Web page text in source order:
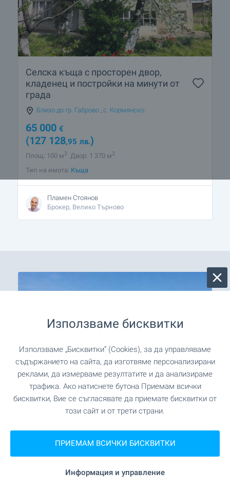
Селска къща с просторен двор,
кладенец и постройки на минути от
града
Близо до гр. Габрово , с. Кормянско
65 000 €
(127 128,95 лв.)
Площ: 100 м2 Двор: 1 370 м2
Тип на имота: Къща
Пламен Стоянов
Брокер, Велико Търново
☀️ Собствен дом на морето
за лятото! Изберете сега 👇
Наслаждавайте се на незабравими
преживявания в собствен имот край морето в
любимия ви български морски курорт! При нас
Използваме бисквитки
Използваме „Бисквитки“ (Cookies), за да управляваме
съдържанието на сайта, да изготвяме персонализирани
реклами, да измерваме резултатите и да анализираме
трафика. Ако натиснете бутона Приемам всички
бисквитки, Вие се съгласявате да приемате бисквитки от
този сайт и от трети страни.
ПРИЕМАМ ВСИЧКИ БИСКВИТКИ
Информация и управление